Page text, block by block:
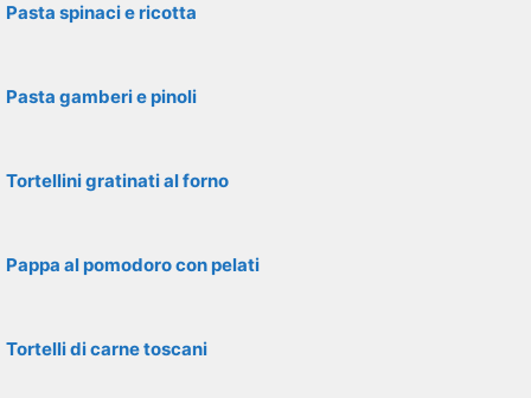
Pasta spinaci e ricotta
Pasta gamberi e pinoli
Tortellini gratinati al forno
Pappa al pomodoro con pelati
Tortelli di carne toscani